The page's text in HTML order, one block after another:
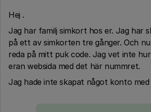
Hej .
Jag har familj simkort hos er. Jag har
på ett av simkorten tre gånger. Och
reda på mitt puk code. Jag vet inte hur
eran websida med det här nummret.
Jag hade inte skapat något konto